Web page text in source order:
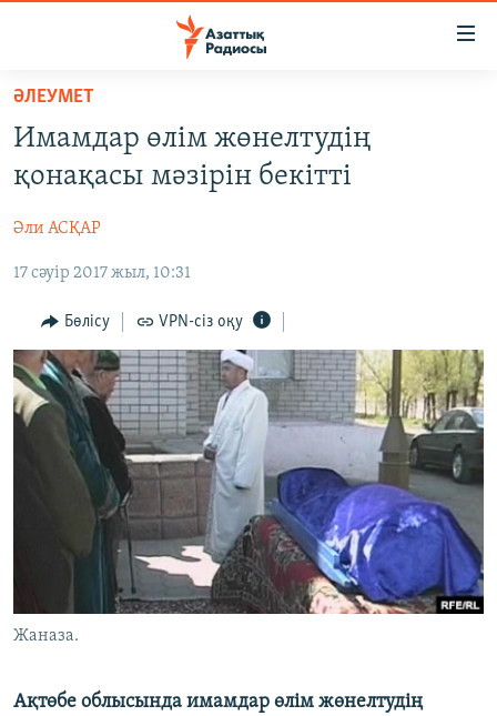
Skip
main
content
to
Navigation
Search
ҚАҢТАР ОҚИҒАСЫ
АДАМ ҚҰҚЫҚТАРЫ
ӘЛЕУМЕТ
ӘЛЕМ
АРНАЙЫ ЖОБАЛАР
Русский
ЖАЗЫЛЫҢЫЗ
Басқа тілдерде
ӘЛЕУМЕТ
Имамдар өлім жөнелтудің
қонақасы мәзірін бекітті
Әли АСҚАР
17 сәуір 2017 жыл, 10:31
Бөлісу VPN-сіз оқу
Жаназа.
Ақтөбе облысында имамдар өлім жөнелтудің